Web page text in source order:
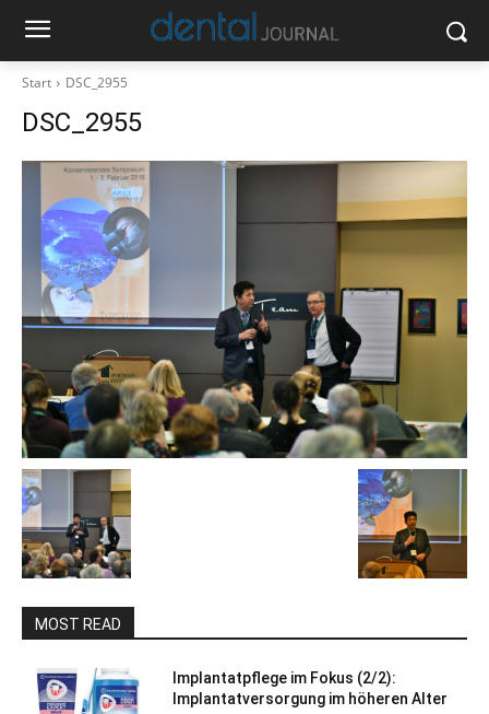
Start DSC_2955
DSC_2955
MOST READ
Implantatpflege im Fokus (2/2):
Implantatversorgung im höheren Alter